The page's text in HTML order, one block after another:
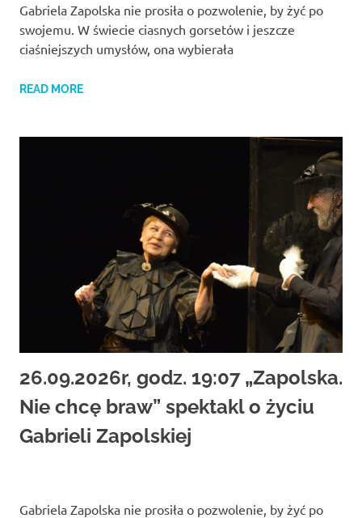
Gabriela Zapolska nie prosiła o pozwolenie, by żyć po
swojemu. W świecie ciasnych gorsetów i jeszcze
ciaśniejszych umysłów, ona wybierała
READ MORE
26.09.2026r, godz. 19:07 „Zapolska.
Nie chcę braw” spektakl o życiu
Gabrieli Zapolskiej
Gabriela Zapolska nie prosiła o pozwolenie, by żyć po